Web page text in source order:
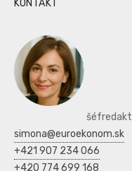
KONTAKT
simona@euroekonom.sk
+421 907 234 066
+420 774 699 168